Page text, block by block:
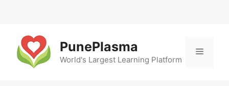
content
PunePlasma
World's Largest Learning Platform
Menu